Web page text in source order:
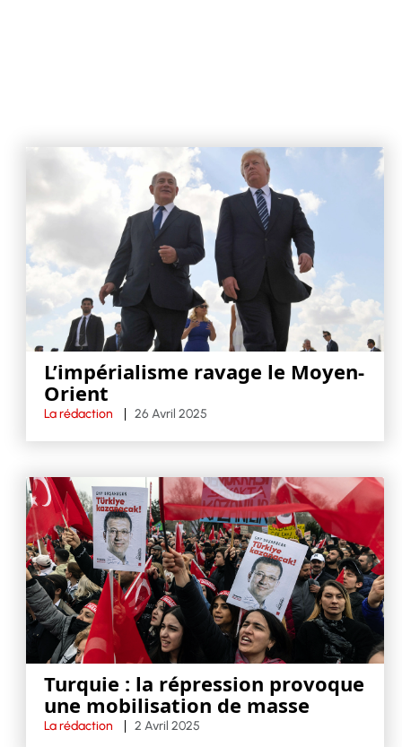
L’impérialisme ravage le Moyen-
Orient
La rédaction 26 Avril 2025
Turquie : la répression provoque
une mobilisation de masse
La rédaction 2 Avril 2025